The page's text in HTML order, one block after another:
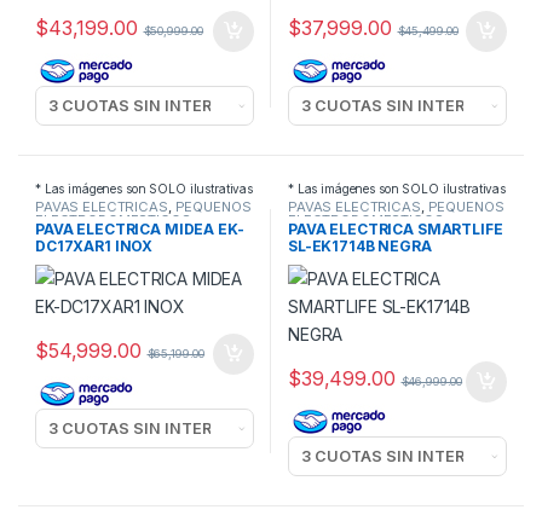
$43,199.00 $50,999.00 $37,999.00 $45,499.00
* Las imágenes son SOLO ilustrativas
PAVAS ELECTRICAS, PEQUEÑOS
ELECTRODOMESTICOS
PAVA ELECTRICA MIDEA EK-
DC17XAR1 INOX
$54,999.00 $65,199.00
* Las imágenes son SOLO ilustrativas
PAVAS ELECTRICAS, PEQUEÑOS
ELECTRODOMESTICOS
PAVA ELECTRICA SMARTLIFE
SL-EK1714B NEGRA
$39,499.00 $46,999.00